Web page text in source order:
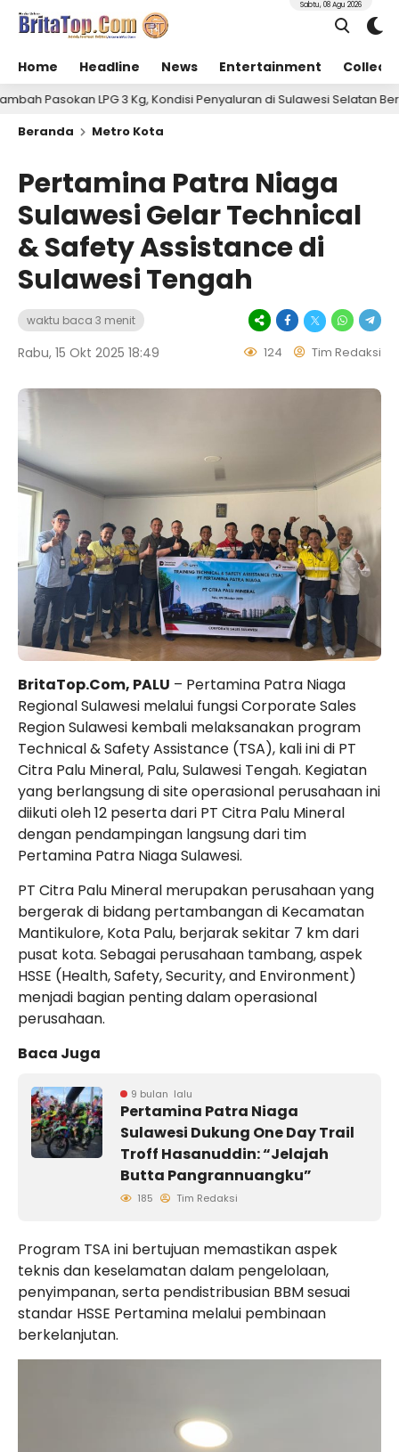
Home Headline News Entertainment
Sabtu, 08 Agu 2026
Penyaluran di Sulawesi Selatan Berlangsung Kondusif
Beranda
Metro Kota
Pertamina Patra Niaga
Sulawesi Gelar Technical
& Safety Assistance di
Sulawesi Tengah
waktu baca 3 menit
Rabu, 15 Okt 2025 18:49 124 Tim Redaksi
BritaTop.Com, PALU – Pertamina Patra Niaga
Regional Sulawesi melalui fungsi Corporate Sales
Region Sulawesi kembali melaksanakan program
Technical & Safety Assistance (TSA), kali ini di PT
Citra Palu Mineral, Palu, Sulawesi Tengah. Kegiatan
yang berlangsung di site operasional perusahaan ini
diikuti oleh 12 peserta dari PT Citra Palu Mineral
dengan pendampingan langsung dari tim
Pertamina Patra Niaga Sulawesi.
PT Citra Palu Mineral merupakan perusahaan yang
bergerak di bidang pertambangan di Kecamatan
Mantikulore, Kota Palu, berjarak sekitar 7 km dari
pusat kota. Sebagai perusahaan tambang, aspek
HSSE (Health, Safety, Security, and Environment)
menjadi bagian penting dalam operasional
perusahaan.
Baca Juga
9 bulan lalu
Pertamina Patra Niaga
Sulawesi Dukung One Day Trail
Troff Hasanuddin: “Jelajah
Butta Pangrannuangku”
185 Tim Redaksi
Program TSA ini bertujuan memastikan aspek
teknis dan keselamatan dalam pengelolaan,
penyimpanan, serta pendistribusian BBM sesuai
standar HSSE Pertamina melalui pembinaan
berkelanjutan.